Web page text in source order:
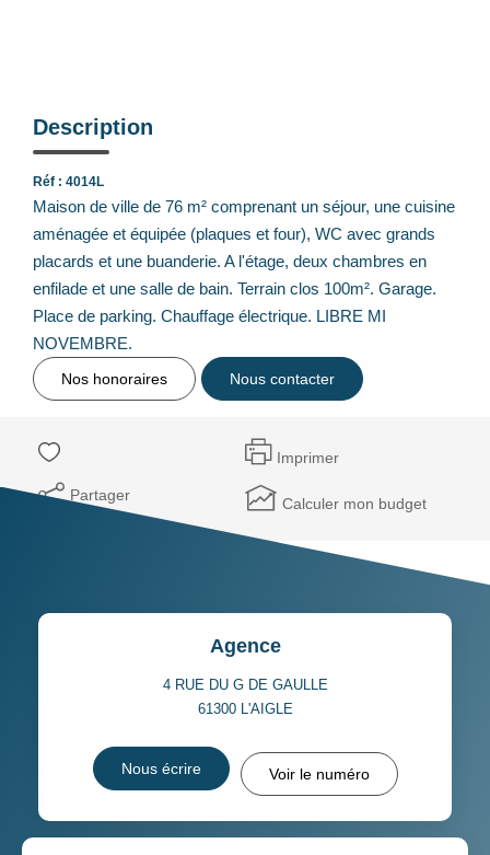
Description
Réf : 4014L
Maison de ville de 76 m² comprenant un séjour, une cuisine
aménagée et équipée (plaques et four), WC avec grands
placards et une buanderie. A l'étage, deux chambres en
enfilade et une salle de bain. Terrain clos 100m². Garage.
Place de parking. Chauffage électrique. LIBRE MI
NOVEMBRE.
Nos honoraires Nous contacter
Imprimer
Partager Calculer mon budget
Agence
4 RUE DU G DE GAULLE
61300 L'AIGLE
Nous écrire Voir le numéro